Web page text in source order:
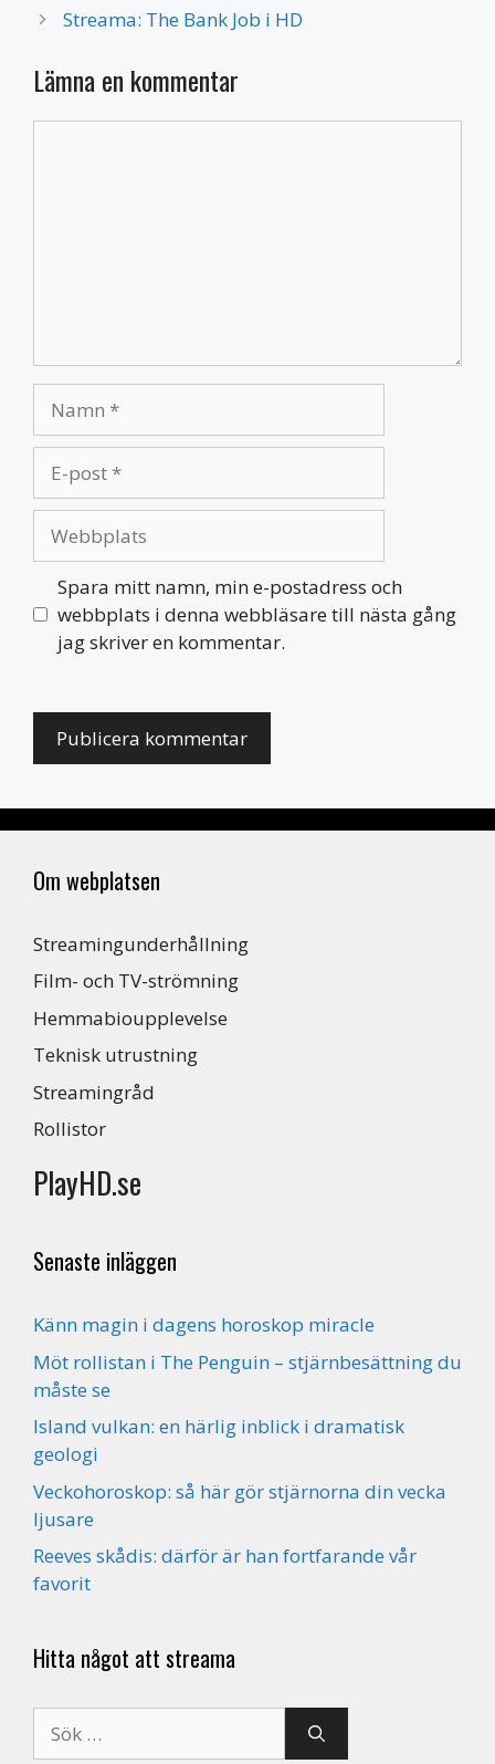
Streama: The Bank Job i HD
Lämna en kommentar
post
Spara mitt namn, min e-postadress och
webbplats i denna webbläsare till nästa gång
jag skriver en kommentar.
Om webplatsen
Streamingunderhållning
Film- och TV-strömning
Hemmabioupplevelse
Teknisk utrustning
Streamingråd
Rollistor
PlayHD.se
Senaste inläggen
Känn magin i dagens horoskop miracle
Möt rollistan i The Penguin – stjärnbesättning du
måste se
Island vulkan: en härlig inblick i dramatisk
geologi
Veckohoroskop: så här gör stjärnorna din vecka
ljusare
Reeves skådis: därför är han fortfarande vår
favorit
Hitta något att streama
efter: